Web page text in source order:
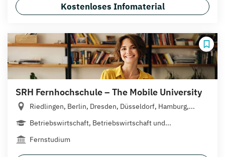
Kostenloses Infomaterial
SRH Fernhochschule – The Mobile University
Riedlingen, Berlin, Dresden, Düsseldorf, Hamburg,...
Betriebswirtschaft, Betriebswirtschaft und...
Fernstudium